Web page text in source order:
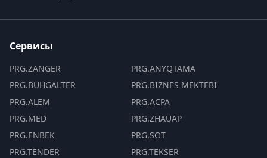
Сервисы
PRG.ZANGER
PRG.BUHGALTER
PRG.ALEM
PRG.MED
PRG.ENBEK
PRG.TENDER
PRG.ANYQTAMA
PRG.BIZNES MEKTEBI
PRG.ACPA
PRG.ZHAUAP
PRG.SOT
PRG.TEKSER